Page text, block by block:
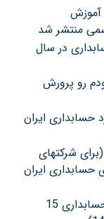
آموزش
منتشر شد
در سال
خودم رو پرورش
ایران
شرکتهای
ایران
مصون‌سازی چیست؟ (موضوع استاندارد حسابداری 15